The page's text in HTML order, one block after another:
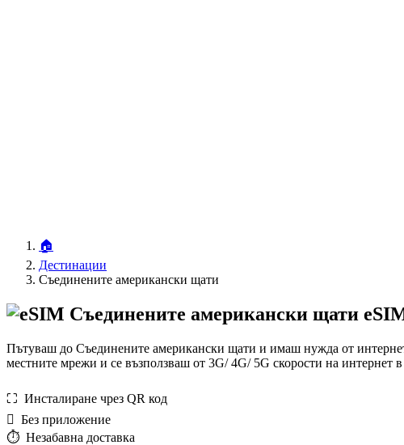
🏠
Дестинации
Съединените американски щати
Пътуваш до Съединените американски щати и имаш нужда от
местните мрежи и се възползваш от 3G/ 4G/ 5G скорости на интернет
⛶️️ Инсталиране чрез QR код
️ Без приложение
⏱️️ Незабавна доставка